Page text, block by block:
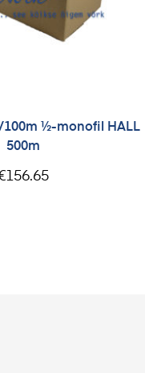
100m ½-monofil HALL
500m
156.65